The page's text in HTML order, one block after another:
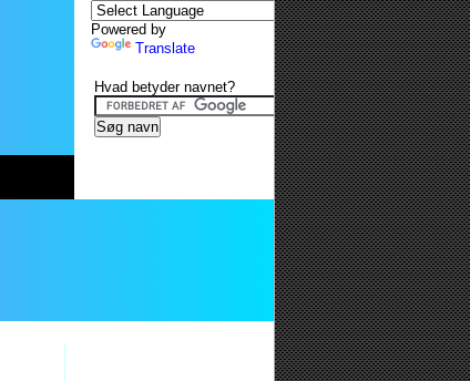
Powered by
Translate
Hvad betyder navnet?